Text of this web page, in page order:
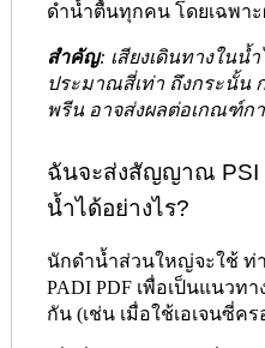
ดำน้ำตื้นทุกคน โดยเฉพาะ
สำคัญ: เสียงเดินทางในน้
ประมาณสี่เท่า ถึงกระนั้น
พรีน อาจส่งผลต่อเกณฑ์ก
ฉันจะส่งสัญญาณ PSI
น้ำได้อย่างไร?
นักดำน้ำส่วนใหญ่จะใช้
PADI PDF เพื่อเป็นแนวท
กัน (เช่น เมื่อใช้เอเจนซี่ค